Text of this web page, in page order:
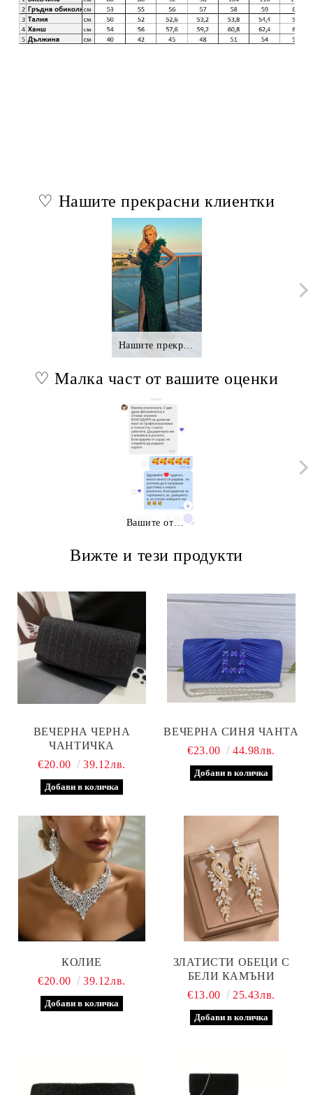
♡ Нашите прекрасни клиентки
♡ Малка част от вашите оценки
Вижте и тези продукти
ВЕЧЕРНА ЧЕРНА
ЧАНТИЧКА
€20.00
39.12лв.
ВЕЧЕРНА СИНЯ ЧАНТА
€23.00
44.98лв.
КОЛИЕ
€20.00
39.12лв.
ЗЛАТИСТИ ОБЕЦИ С
БЕЛИ КАМЪНИ
€13.00
25.43лв.